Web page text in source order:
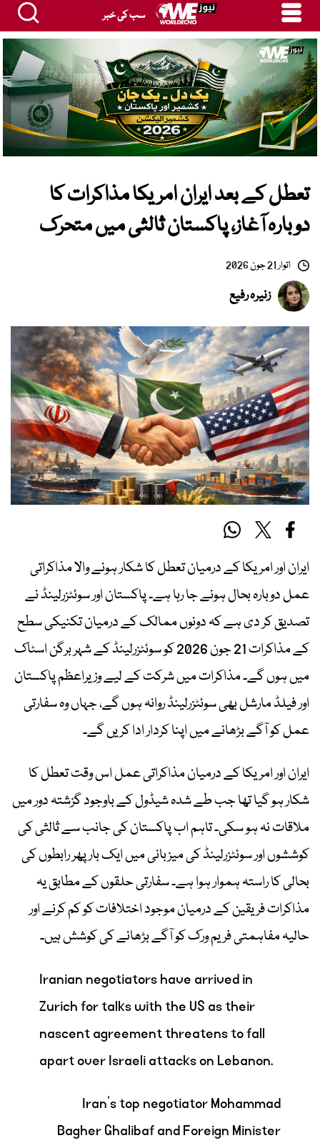
سب کی خبر
تعطل کے بعد ایران امریکا مذاکرات کا
دوبارہ آغاز، پاکستان ثالثی میں متحرک
اتوار 21 جون 2026
زنیرہ رفیع
ایران اور امریکا کے درمیان تعطل کا شکار ہونے والا مذاکراتی
عمل دوبارہ بحال ہونے جا رہا ہے۔ پاکستان اور سوئٹزرلینڈ نے
تصدیق کر دی ہے کہ دونوں ممالک کے درمیان تکنیکی سطح
کے مذاکرات 21 جون 2026 کو سوئٹزرلینڈ کے شہر برگن اسٹاک
میں ہوں گے۔ مذاکرات میں شرکت کے لیے وزیراعظم پاکستان
اور فیلڈ مارشل بھی سوئٹزرلینڈ روانہ ہوں گے، جہاں وہ سفارتی
عمل کو آگے بڑھانے میں اپنا کردار ادا کریں گے۔
ایران اور امریکا کے درمیان مذاکراتی عمل اس وقت تعطل کا
شکار ہو گیا تھا جب طے شدہ شیڈول کے باوجود گزشتہ دور میں
ملاقات نہ ہو سکی۔ تاہم اب پاکستان کی جانب سے ثالثی کی
کوششوں اور سوئٹزرلینڈ کی میزبانی میں ایک بار پھر رابطوں کی
بحالی کا راستہ ہموار ہوا ہے۔ سفارتی حلقوں کے مطابق یہ
مذاکرات فریقین کے درمیان موجود اختلافات کو کم کرنے اور
حالیہ مفاہمتی فریم ورک کو آگے بڑھانے کی کوشش ہیں۔
Iranian negotiators have arrived in
Zurich for talks with the US as their
nascent agreement threatens to fall
apart over Israeli attacks on Lebanon.
Iran's top negotiator Mohammad
Bagher Ghalibaf and Foreign Minister